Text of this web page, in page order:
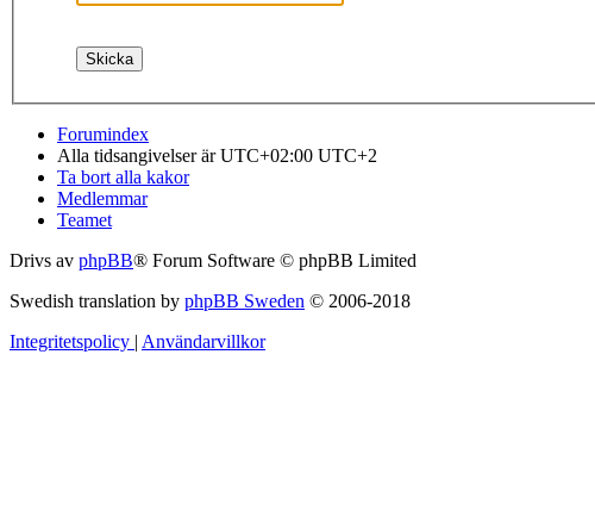
Forumindex
Alla tidsangivelser är UTC+02:00 UTC+2
Ta bort alla kakor
Medlemmar
Teamet
Drivs av phpBB® Forum Software © phpBB Limited
Swedish translation by phpBB Sweden © 2006-2018
Integritetspolicy | Användarvillkor